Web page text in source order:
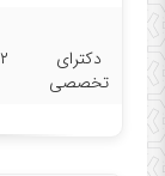
دکترای
تخصصی